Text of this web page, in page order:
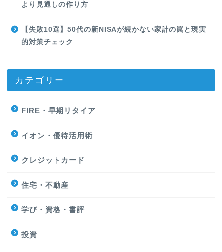
より見通しの作り方
【失敗10選】50代の新NISAが続かない家計の罠と現実
的対策チェック
カテゴリー
FIRE・早期リタイア
イオン・優待活用術
クレジットカード
住宅・不動産
学び・資格・書評
投資